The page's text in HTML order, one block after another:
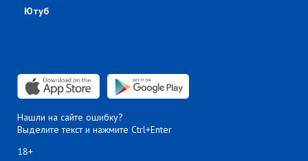
Ютуб
Нашли на сайте ошибку?
Выделите текст и нажмите Ctrl+Enter
18+